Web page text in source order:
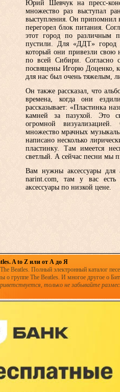
Юрий Шевчук на пресс-
множество раз выступал
выступления. Он припомнил
перегорел блок питания.
этот город по различным
пустили. Для «ДДТ» город
который они привезли свою
по всей Сибири. Согласно
посвящены Игорю Доценко,
для нас был очень тяжелым,
Он также рассказал, что
времена, когда они
рассказывает: «Пластинка
камней за пазухой. Это
огромной
множество мрачных
написано несколько
пластинку. Там имеется
светлый. А сейчас песни мы
Вам нужны аксессуары для
narint.com, там у вас есть
аксессуары по низкой цене.
A to Z или от А до Я
Beatles. Полный электронный каталог
о группе The Beatles. И многое другое о
только не забывайте